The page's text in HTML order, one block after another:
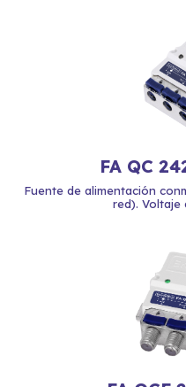
FA QC
Fuente de alimentación
red). Voltaje